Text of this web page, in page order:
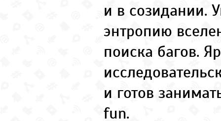
и в созидании.
энтропию
поиска багов.
и готов
fun.